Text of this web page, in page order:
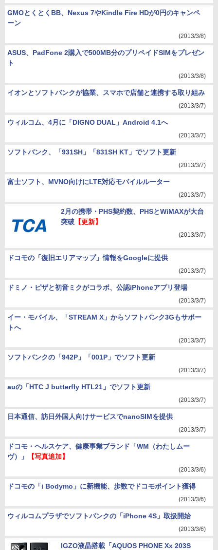
GMOとくとくBB、Nexus 7やKindle Fire HDが0円のキャンペ
ーン
(2013/3/8)
ASUS、PadFone 2購入で500MB分のプリペイドSIMをプレゼン
ト
(2013/3/8)
イオンとソフトバンクが協業、スマホで店舗と連携する取り組み
(2013/3/7)
ウィルコム、4月に「DIGNO DUAL」Android 4.1へ
(2013/3/7)
ソフトバンク、「931SH」「831SH KT」でソフト更新
(2013/3/7)
富士ソフト、MVNO向けにLTE対応モバイルルーター
(2013/3/7)
2月の携帯・PHS契約数、PHSとWiMAXが大台
突破【更新】
(2013/3/7)
ドコモの「復旧エリアマップ」情報をGoogleに提供
(2013/3/7)
ドミノ・ピザと初音ミクがコラボ、公認iPhoneアプリ登場
(2013/3/7)
イー・モバイル、「STREAM X」からソフトバンク3Gもサポー
トへ
(2013/3/7)
ソフトバンクの「942P」「001P」でソフト更新
(2013/3/7)
auの「HTC J butterfly HTL21」でソフト更新
(2013/3/7)
日本通信、訪日外国人向けサービスでnanoSIMを提供
(2013/3/7)
ドコモ・ヘルスケア、健康事業ブランド「WM（わたしムー
ヴ）」
【写真追加】
(2013/3/6)
ドコモの「i Bodymo」に新機能、歩数でドコモポイント獲得
(2013/3/6)
ウィルコムプラザでソフトバンクの「iPhone 4S」取扱開始
(2013/3/6)
IGZO液晶搭載「AQUOS PHONE Xx 203S